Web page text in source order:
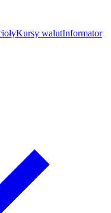
Kursy walutInformator